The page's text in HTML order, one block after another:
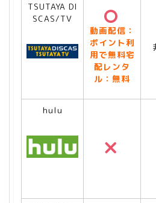
TSUTAYA DI
SCAS/TV
動画配信：
ポイント利
用で無料宅
配レンタ
ル：無料
hulu